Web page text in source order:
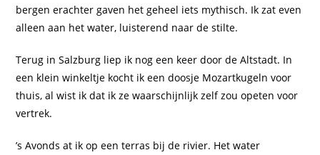
bergen erachter gaven het geheel iets mythisch. Ik zat even
alleen aan het water, luisterend naar de stilte.
Terug in Salzburg liep ik nog een keer door de Altstadt. In
een klein winkeltje kocht ik een doosje Mozartkugeln voor
thuis, al wist ik dat ik ze waarschijnlijk zelf zou opeten voor
vertrek.
’s Avonds at ik op een terras bij de rivier. Het water